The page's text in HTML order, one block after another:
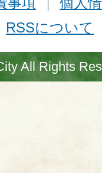
RSSについて
All Rights